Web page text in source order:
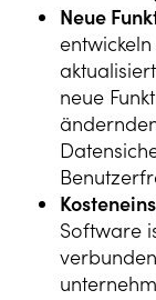
Neue
neue
Software